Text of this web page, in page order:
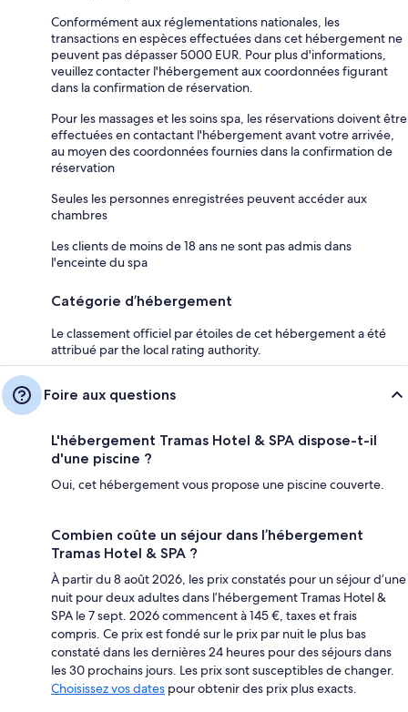
Conformément aux réglementations nationales, les
transactions en espèces effectuées dans cet hébergement ne
peuvent pas dépasser 5000 EUR. Pour plus d'informations,
veuillez contacter l'hébergement aux coordonnées figurant
dans la confirmation de réservation.
Pour les massages et les soins spa, les réservations doivent être
effectuées en contactant l'hébergement avant votre arrivée,
au moyen des coordonnées fournies dans la confirmation de
réservation
Seules les personnes enregistrées peuvent accéder aux
chambres
Les clients de moins de 18 ans ne sont pas admis dans
l'enceinte du spa
Catégorie d’hébergement
Le classement officiel par étoiles de cet hébergement a été
attribué par the local rating authority.
Foire aux questions
L'hébergement Tramas Hotel & SPA dispose-t-il
d'une piscine ?
Oui, cet hébergement vous propose une piscine couverte.
Combien coûte un séjour dans l’hébergement
Tramas Hotel & SPA ?
À partir du 8 août 2026, les prix constatés pour un séjour d’une
nuit pour deux adultes dans l’hébergement Tramas Hotel &
SPA le 7 sept. 2026 commencent à 145 €, taxes et frais
compris. Ce prix est fondé sur le prix par nuit le plus bas
constaté dans les dernières 24 heures pour des séjours dans
les 30 prochains jours. Les prix sont susceptibles de changer.
Choisissez vos dates pour obtenir des prix plus exacts.